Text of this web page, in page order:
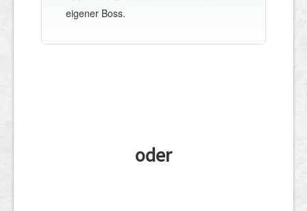
eigener Boss.
oder